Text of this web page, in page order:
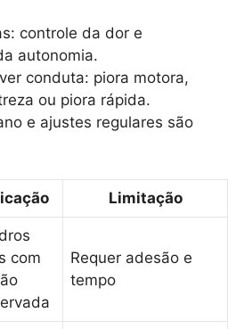
controle da dor e
autonomia.
conduta: piora motora,
ou piora rápida.
e ajustes regulares são
Limitação
com
Requer adesão e
tempo